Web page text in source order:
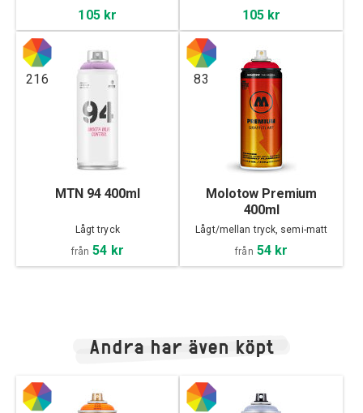
105 kr 105 kr
216
MTN 94 400ml
Lågt tryck
från 54 kr
83
Molotow Premium
400ml
Lågt/mellan tryck, semi-matt
från 54 kr
Andra har även köpt